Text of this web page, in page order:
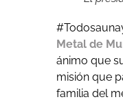
Metal de
ánimo que
misión que
familia del